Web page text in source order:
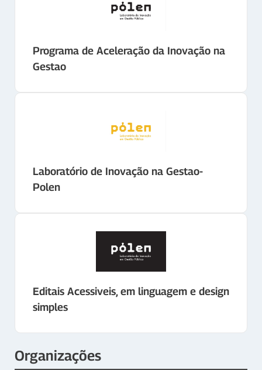
Programa de Aceleração da Inovação na
Gestao
Laboratório de Inovação na Gestao-
Polen
Editais Acessiveis, em linguagem e design
simples
Organizações